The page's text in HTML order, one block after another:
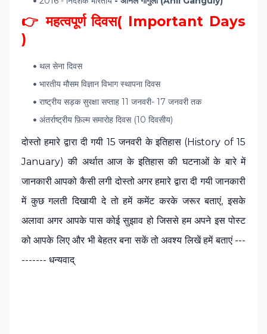
👉 महत्वपूर्ण दिवस( Important Days
)
थल सेना दिवस
भारतीय मौसम विज्ञान विभाग स्थापना दिवस
राष्ट्रीय सड़क सुरक्षा सप्ताह 11 जनवरी- 17 जनवरी तक
अंतर्राष्ट्रीय फ़िल्म समारोह दिवस (10 दिवसीय)
दोस्‍तो हमारे द्वारा दी गयी 15 जनवरी के इतिहास (History of 15
January) की अर्थात आज के इतिहास की घटनाओं के बारे में
जानकारी आपको कैसी लगी दोस्‍तो अगर हमारे द्वारा दी गयी जानकारी
में कुछ गलती दिखायी दे तो हमें कमेंट करके जरूर बताएं, इसके
अलावा अगर आपके पास कोई सुझाव हो जिससे हम अपने इस पोस्‍ट
को आपके लिए और भी बेहतर बना सकें तो अवश्‍य लिखें हमें बताएं ---
------- धन्यवाद्